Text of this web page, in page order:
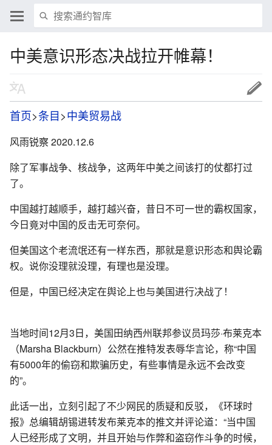
中美意识形态决战拉开帷幕！
首页>条目>中美贸易战
风雨锐察 2020.12.6
除了军事战争、核战争，这两年中美之间该打的仗都打过
了。
中国越打越顺手，越打越兴奋，昔日不可一世的霸权国家，
今日竟对中国的反击无可奈何。
但美国这个老流氓还有一样东西，那就是意识形态和舆论霸
权。说你没理就没理，有理也是没理。
但是，中国已经决定在舆论上也与美国进行决战了！
当地时间12月3日，美国田纳西州联邦参议员玛莎·布莱克本
（Marsha Blackburn）公然在推特发表辱华言论，称“中国
有5000年的偷窃和欺骗历史，有些事情是永远不会改变
的”。
此话一出，立刻引起了不少网民的质疑和反驳，《环球时
报》总编辑胡锡进转发布莱克本的推文并评论道：“当中国
人已经形成了文明，并且开始与作弊和盗窃作斗争的时候，